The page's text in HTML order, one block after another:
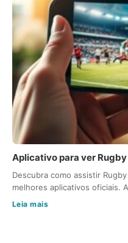
Aplicativo para ver
Descubra como assistir
melhores aplicativos oficiais.
Leia mais